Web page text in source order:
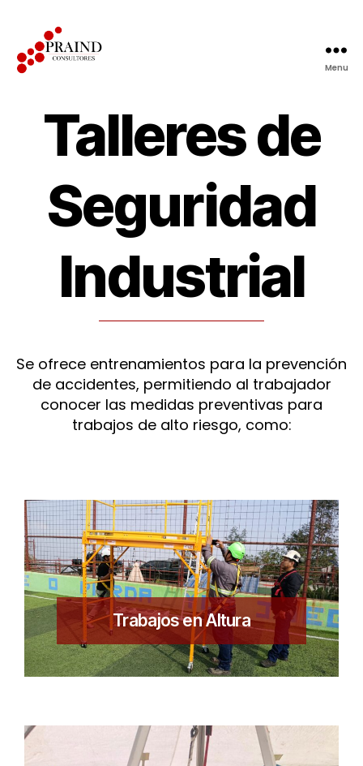
Menu
Talleres de
Seguridad
Industrial
Se ofrece entrenamientos para la prevención
de accidentes, permitiendo al trabajador
conocer las medidas preventivas para
trabajos de alto riesgo, como:
Trabajos en Altura